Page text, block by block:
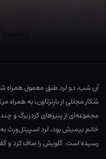
آن شب، دو لرد طبق معمول همراه
شکار مجللی از بارِنزتاون، به
مجموعه‌ای از پنیرهای کردزبرگ و
خانم بیمیش بود، لرد اسپیتل‌ورث
رسیده است. گلویش را صاف کرد و